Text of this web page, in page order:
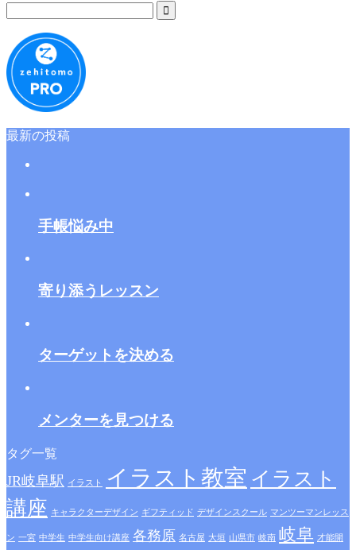
最新の投稿
手帳悩み中
寄り添うレッスン
ターゲットを決める
メンターを見つける
タグ一覧
JR岐阜駅 イラスト イラスト教室 イラスト
講座 キャラクターデザイン ギフティッド デザインスクール マンツーマンレッス
ン 一宮 中学生 中学生向け講座 各務原 名古屋 大垣 山県市 岐南 岐阜 才能開